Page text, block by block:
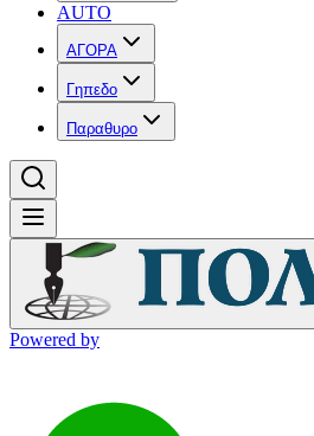
AUTO
ΑΓΟΡΑ
Γηπεδο
Παραθυρο
Powered by